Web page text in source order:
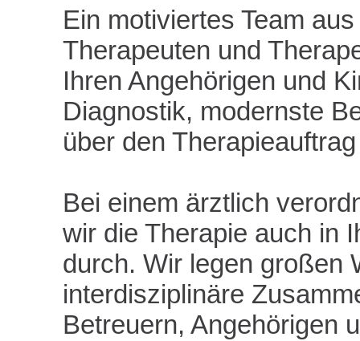
Ein motiviertes Team
Therapeuten und
Ihren Angehörigen und
Diagnostik, modernste
über den
Bei einem ärztlich
wir die Therapie auch in
durch. Wir legen großen
interdisziplinäre
Betreuern, Angehörigen